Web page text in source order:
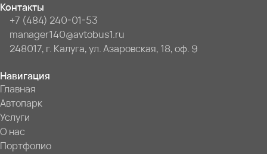
Контакты
+7 (484) 240-01-53
manager140@avtobus1.ru
248017, г. Калуга, ул. Азаровская, 18, оф. 9
Навигация
Главная
Автопарк
Услуги
О нас
Портфолио